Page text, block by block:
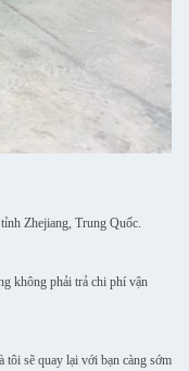
Zhejiang, Trung Quốc.
không phải trả chi phí vận
tôi sẽ quay lại với bạn càng sớm